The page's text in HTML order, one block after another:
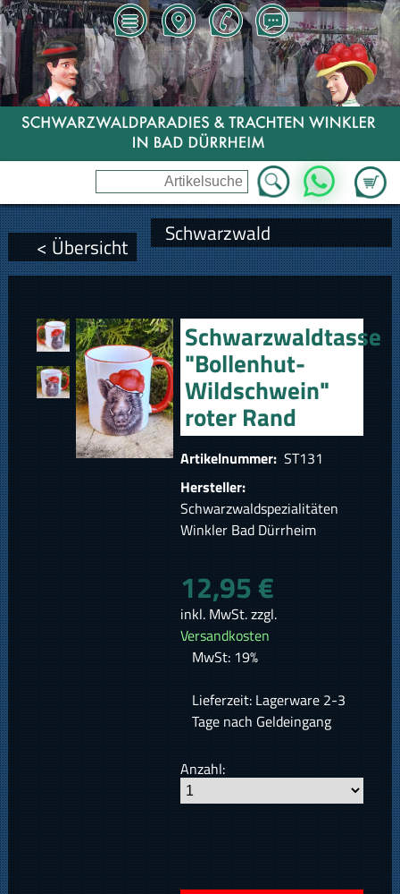
Zum
WhatsApp
< Übersicht Schwarzwald
Schwarzwaldtasse
"Bollenhut-
Wildschwein"
roter Rand
Artikelnummer: ST131
Hersteller:
Schwarzwaldspezialitäten
Winkler Bad Dürrheim
12,95 €
inkl. MwSt. zzgl.
Versandkosten
MwSt: 19%
Lieferzeit: Lagerware 2-3
Tage nach Geldeingang
Anzahl: